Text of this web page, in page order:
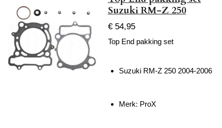
Suzuki RM-Z 250
€ 54,95
Top End pakking set
Suzuki RM-Z 250 2004-2006
Merk: ProX